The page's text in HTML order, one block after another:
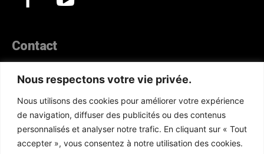
Nous respectons votre vie privée.
Nous utilisons des cookies pour améliorer votre expérience
de navigation, diffuser des publicités ou des contenus
personnalisés et analyser notre trafic. En cliquant sur « Tout
accepter », vous consentez à notre utilisation des cookies.
Contact
Téléphone :(+221) 70 330 86 87‬
WhatsApp : (+33) 6 52 17 85 46
E-mail : redaction@atlanticactu.com
E-mail : commercial@atlanticactu.com